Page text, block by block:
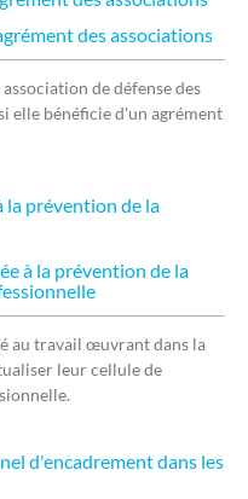
des associations
de défense des
elle bénéficie d'un agrément
à la prévention de la
au travail œuvrant dans la
leur cellule de